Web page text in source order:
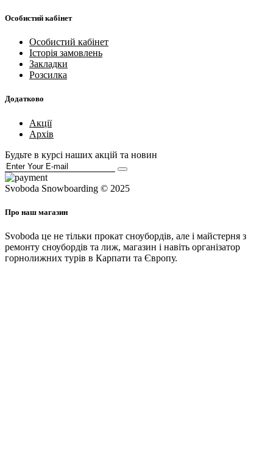
Особистий кабінет
Особистий кабінет
Історія замовлень
Закладки
Розсилка
Додатково
Акції
Архів
Будьте в курсі наших акцій та новин
Svoboda Snowboarding © 2025
Про наш магазин
Svoboda це не тільки прокат сноубордів, але і майстерня з
ремонту сноубордів та лиж, магазин і навіть організатор
горнолижних турів в Карпати та Європу.